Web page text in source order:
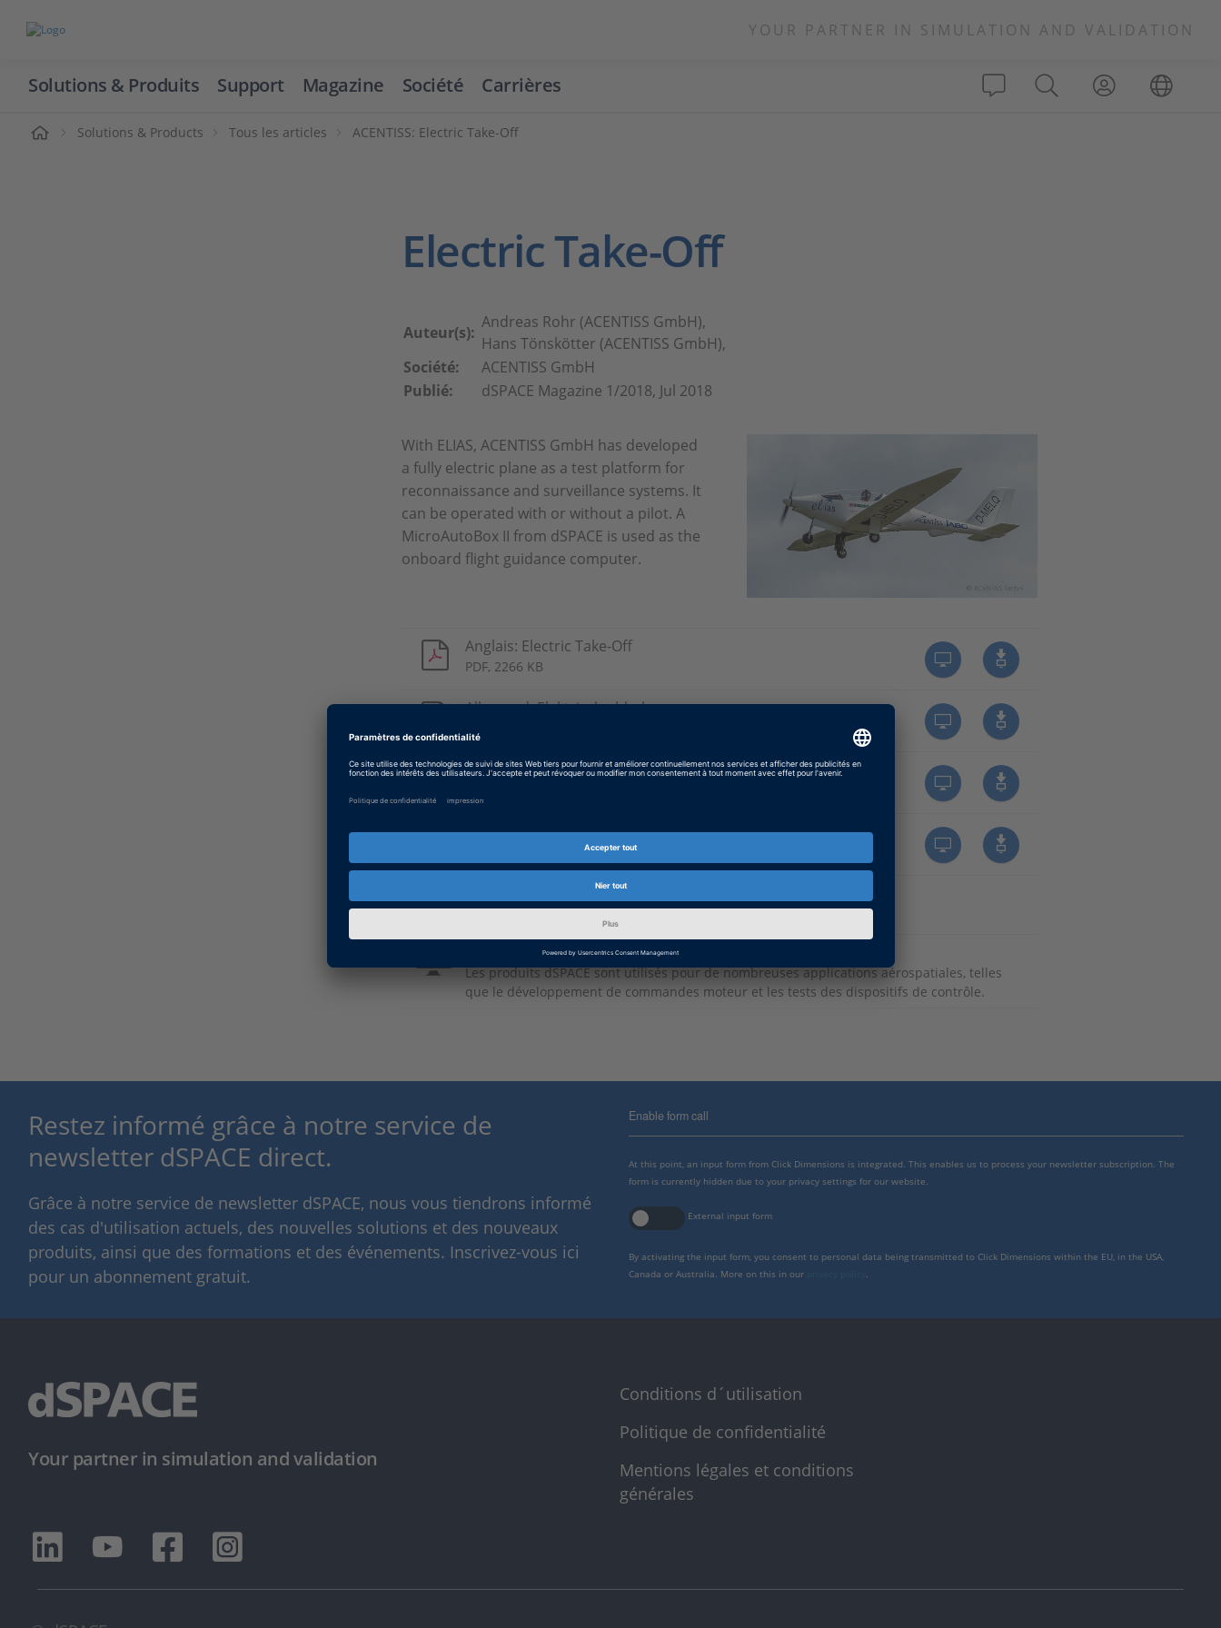
YOUR PARTNER IN SIMULATION AND VALIDATION
Solutions & Produits Support Magazine Société Carrières
Solutions & Products Tous les articles ACENTISS: Electric Take-Off
Electric Take-Off
Auteur(s):
Andreas Rohr (ACENTISS GmbH),
Hans Tönskötter (ACENTISS GmbH),
Société:
ACENTISS GmbH
Publié:
dSPACE Magazine 1/2018, Jul 2018
With ELIAS, ACENTISS GmbH has developed
a fully electric plane as a test platform for
reconnaissance and surveillance systems. It
can be operated with or without a pilot. A
MicroAutoBox II from dSPACE is used as the
onboard flight guidance computer.
Anglais: Electric Take-Off
PDF, 2266 KB
Allemand: Elektrisch abheben
Japonais: Electric Take-Off
Chinois: 纯电动驱动起飞
Informations approfondies
Industrie aérospatiale
Les produits dSPACE sont utilisés pour de nombreuses applications aérospatiales, telles
que le développement de commandes moteur et les tests des dispositifs de contrôle.
Restez informé grâce à notre service de
newsletter dSPACE direct.
Grâce à notre service de newsletter dSPACE, nous vous tiendrons informé
des cas d'utilisation actuels, des nouvelles solutions et des nouveaux
produits, ainsi que des formations et des événements. Inscrivez-vous ici
pour un abonnement gratuit.
Enable form call
At this point, an input form from Click Dimensions is integrated. This enables us to process your newsletter subscription. The
form is currently hidden due to your privacy settings for our website.
External input form
By activating the input form, you consent to personal data being transmitted to Click Dimensions within the EU, in the USA,
Canada or Australia. More on this in our
Your partner in simulation and validation
Conditions d´utilisation
Politique de confidentialité
Mentions légales et conditions
générales